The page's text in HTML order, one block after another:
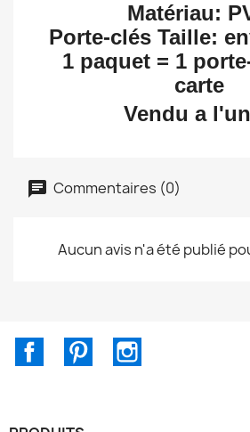
Matériau:
Porte-clés Taille:
1 paquet = 1
carte
Vendu a
Commentaires (0)
Aucun avis n'a été publié
FacebookPinterest